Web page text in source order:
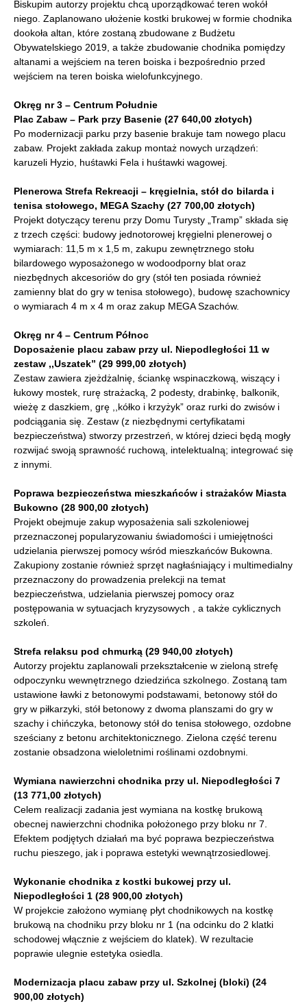
Biskupim autorzy projektu chcą uporządkować teren wokół
niego. Zaplanowano ułożenie kostki brukowej w formie chodnika
dookoła altan, które zostaną zbudowane z Budżetu
Obywatelskiego 2019, a także zbudowanie chodnika pomiędzy
altanami a wejściem na teren boiska i bezpośrednio przed
wejściem na teren boiska wielofunkcyjnego.
Okręg nr 3 – Centrum Południe
Plac Zabaw – Park przy Basenie (27 640,00 złotych)
Po modernizacji parku przy basenie brakuje tam nowego placu
zabaw. Projekt zakłada zakup montaż nowych urządzeń:
karuzeli Hyzio, huśtawki Fela i huśtawki wagowej.
Plenerowa Strefa Rekreacji – kręgielnia, stół do bilarda i
tenisa stołowego, MEGA Szachy (27 700,00 złotych)
Projekt dotyczący terenu przy Domu Turysty „Tramp” składa się
z trzech części: budowy jednotorowej kręgielni plenerowej o
wymiarach: 11,5 m x 1,5 m, zakupu zewnętrznego stołu
bilardowego wyposażonego w wodoodporny blat oraz
niezbędnych akcesoriów do gry (stół ten posiada również
zamienny blat do gry w tenisa stołowego), budowę szachownicy
o wymiarach 4 m x 4 m oraz zakup MEGA Szachów.
Okręg nr 4 – Centrum Północ
Doposażenie placu zabaw przy ul. Niepodległości 11 w
zestaw ,,Uszatek” (29 999,00 złotych)
Zestaw zawiera zjeżdżalnię, ściankę wspinaczkową, wiszący i
łukowy mostek, rurę strażacką, 2 podesty, drabinkę, balkonik,
wieżę z daszkiem, grę ,,kółko i krzyżyk” oraz rurki do zwisów i
podciągania się. Zestaw (z niezbędnymi certyfikatami
bezpieczeństwa) stworzy przestrzeń, w której dzieci będą mogły
rozwijać swoją sprawność ruchową, intelektualną; integrować się
z innymi.
Poprawa bezpieczeństwa mieszkańców i strażaków Miasta
Bukowno (28 900,00 złotych)
Projekt obejmuje zakup wyposażenia sali szkoleniowej
przeznaczonej popularyzowaniu świadomości i umiejętności
udzielania pierwszej pomocy wśród mieszkańców Bukowna.
Zakupiony zostanie również sprzęt nagłaśniający i multimedialny
przeznaczony do prowadzenia prelekcji na temat
bezpieczeństwa, udzielania pierwszej pomocy oraz
postępowania w sytuacjach kryzysowych , a także cyklicznych
szkoleń.
Strefa relaksu pod chmurką (29 940,00 złotych)
Autorzy projektu zaplanowali przekształcenie w zieloną strefę
odpoczynku wewnętrznego dziedzińca szkolnego. Zostaną tam
ustawione ławki z betonowymi podstawami, betonowy stół do
gry w piłkarzyki, stół betonowy z dwoma planszami do gry w
szachy i chińczyka, betonowy stół do tenisa stołowego, ozdobne
sześciany z betonu architektonicznego. Zielona część terenu
zostanie obsadzona wieloletnimi roślinami ozdobnymi.
Wymiana nawierzchni chodnika przy ul. Niepodległości 7
(13 771,00 złotych)
Celem realizacji zadania jest wymiana na kostkę brukową
obecnej nawierzchni chodnika położonego przy bloku nr 7.
Efektem podjętych działań ma być poprawa bezpieczeństwa
ruchu pieszego, jak i poprawa estetyki wewnątrzosiedlowej.
Wykonanie chodnika z kostki bukowej przy ul.
Niepodległości 1 (28 900,00 złotych)
W projekcie założono wymianę płyt chodnikowych na kostkę
brukową na chodniku przy bloku nr 1 (na odcinku do 2 klatki
schodowej włącznie z wejściem do klatek). W rezultacie
poprawie ulegnie estetyka osiedla.
Modernizacja placu zabaw przy ul. Szkolnej (bloki) (24
900,00 złotych)